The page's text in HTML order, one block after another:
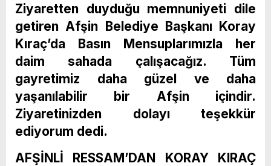
Ziyaretten duyduğu memnuniyeti dile
getiren Afşin Belediye Başkanı Koray
Kıraç’da Basın Mensuplarımızla her
daim sahada çalışacağız. Tüm
gayretimiz daha güzel ve daha
yaşanılabilir bir Afşin içindir.
Ziyaretinizden dolayı teşekkür
ediyorum dedi.
AFŞİNLİ RESSAM’DAN KORAY KIRAÇ